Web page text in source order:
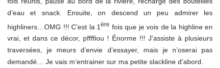
d’eau et snack. Ensuite, on descend un peu admirer les
highliners…OMG !!! C’est la 1 ère fois que je vois de la highline en
vrai, et dans ce décor, pffffiou ! Énorme !!! J’assiste à plusieurs
traversées, je meurs d’envie d’essayer, mais je n’oserai pas
demandé… Je vais m’entrainer sur ma petite slackline d’abord.